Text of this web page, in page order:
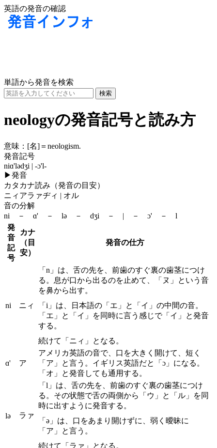
英語の発音の確認
単語から発音を検索
neologyの発音記号と読み方
意味： [名] ＝neologism.
発音記号
niɑ'lədʒi | -ɔ'l-
▶発音
カタカナ読み（発音の目安）
ニィアラァヂィ | オル
音の分解
ni － ɑ' － lə － dʒi － | － ɔ' － l
発
音
記
号
カナ
（目
安）
発音の仕方
ni ニィ
「n」は、舌の先を、前歯のすぐ裏の歯茎につけ
る。息が口から出るのを止めて、「ヌ」という音
を鼻から出す。
「i」は、日本語の「エ」と「イ」の中間の音。
「エ」と「イ」を同時に言う感じで「イ」と発音
する。
続けて「ニィ」となる。
ɑ' ア
アメリカ英語の音で、口を大きく開けて、短く
「ア」と言う。イギリス英語だと「ɔ」になる。
「オ」と発音しても通用する。
lə ラァ
「l」は、舌の先を、前歯のすぐ裏の歯茎につけ
る。その状態で舌の両側から「ウ」と「ル」を同
時に出すように発音する。
「ə」は、口をあまり開けずに、弱く曖昧に
「ア」と言う。
続けて「ラァ」となる。